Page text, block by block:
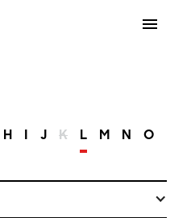
H I J K L M N O